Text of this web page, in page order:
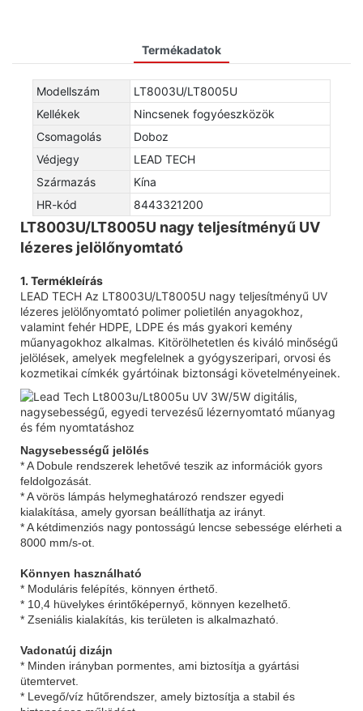
Termékadatok
Modellszám
LT8003U/LT8005U
Kellékek
Nincsenek fogyóeszközök
Csomagolás
Doboz
Védjegy
LEAD TECH
Származás
Kína
HR-kód
8443321200
LT8003U/LT8005U nagy teljesítményű UV
lézeres jelölőnyomtató
1. Termékleírás
LEAD TECH Az LT8003U/LT8005U nagy teljesítményű UV
lézeres jelölőnyomtató polimer polietilén anyagokhoz,
valamint fehér HDPE, LDPE és más gyakori kemény
műanyagokhoz alkalmas. Kitörölhetetlen és kiváló minőségű
jelölések, amelyek megfelelnek a gyógyszeripari, orvosi és
kozmetikai címkék gyártóinak biztonsági követelményeinek.
Nagysebességű jelölés
* A Dobule rendszerek lehetővé teszik az információk gyors
feldolgozását.
* A vörös lámpás helymeghatározó rendszer egyedi
kialakítása, amely gyorsan beállíthatja az irányt.
* A kétdimenziós nagy pontosságú lencse sebessége elérheti a
8000 mm/s-ot.
Könnyen használható
* Moduláris felépítés, könnyen érthető.
* 10,4 hüvelykes érintőképernyő, könnyen kezelhető.
* Zseniális kialakítás, kis területen is alkalmazható.
Vadonatúj dizájn
* Minden irányban pormentes, ami biztosítja a gyártási
ütemtervet.
* Levegő/víz hűtőrendszer, amely biztosítja a stabil és